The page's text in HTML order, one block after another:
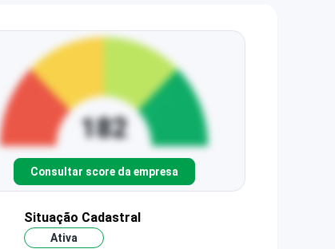
Consultar score da empresa
Situação Cadastral
Ativa